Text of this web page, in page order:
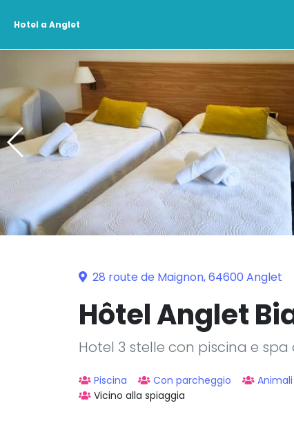
Hotel a Anglet
28 route de Maignon, 64600 Anglet
Hôtel Anglet
Hotel 3 stelle con piscina e spa
Piscina Con parcheggio
Vicino alla spiaggia